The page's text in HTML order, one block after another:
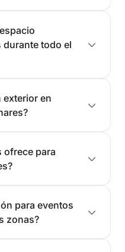
durante todo el
exterior en
ofrece para
para eventos
zonas?